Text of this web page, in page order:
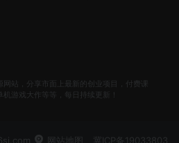
站，分享市面上最新的创业项目，付费课
游戏大作等等，每日持续更新！
网站地图 冀ICP备19033803